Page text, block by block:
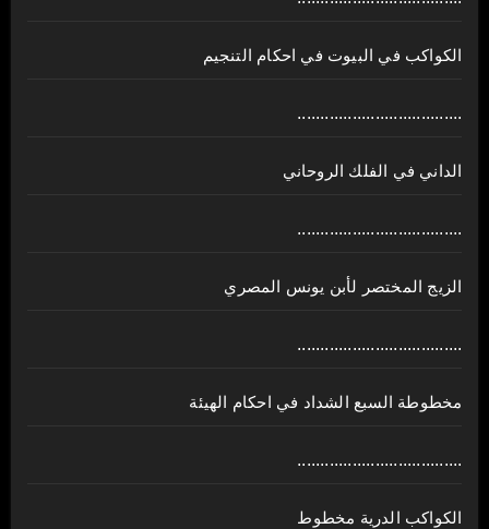
الكواكب في البيوت في احكام التنجيم
....................................
الداني في الفلك الروحاني
....................................
الزيج المختصر لأبن يونس المصري
....................................
مخطوطة السبع الشداد في احكام الهيئة
....................................
الكواكب الدرية مخطوط